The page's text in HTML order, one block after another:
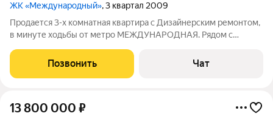
ЖК «Международный», 3 квартал 2009
Продается 3-х комнатная квартира с Дизайнерским ремонтом,
в минуте ходьбы от метро МЕЖДУНАРОДНАЯ. Рядом с
торгово-развлекательный комплекс МЕЖДУНАРОДНЫЙ, в
котором находятся множество магазинов,
Позвонить Чат
13 800 000 ₽